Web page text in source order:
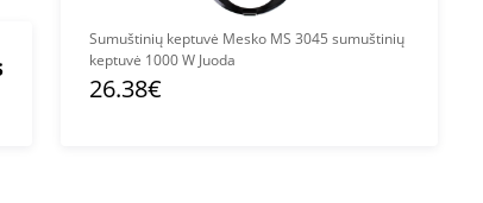
Sumuštinių keptuvė Mesko MS 3045 sumuštinių
keptuvė 1000 W Juoda
26.38€